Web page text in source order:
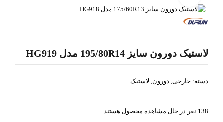
لاستیک دورون سایز 195/80R14 مدل HG919
دسته: خارجی, دورون, لاستیک
138 نفر در حال مشاهده محصول هستند